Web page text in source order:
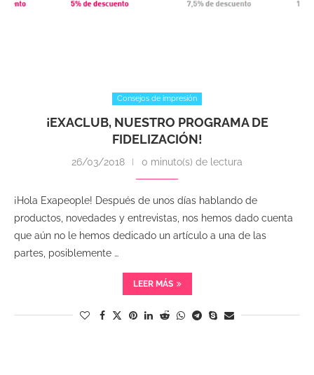
Consejos de impresión
¡EXACLUB, NUESTRO PROGRAMA DE
FIDELIZACIÓN!
26/03/2018 0 minuto(s) de lectura
¡Hola Exapeople! Después de unos días hablando de
productos, novedades y entrevistas, nos hemos dado cuenta
que aún no le hemos dedicado un artículo a una de las
partes, posiblemente …
LEER MÁS